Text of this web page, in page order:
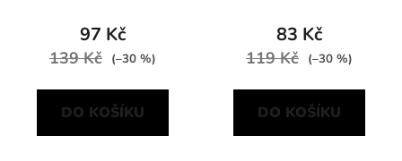
97 Kč
139 Kč (–30 %)
DO KOŠÍKU
83 Kč
119 Kč (–30 %)
DO KOŠÍKU